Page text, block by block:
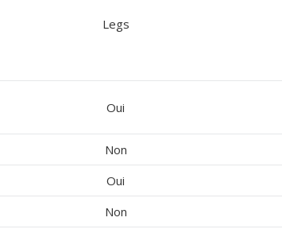
Legs
Oui
Non
Oui
Non